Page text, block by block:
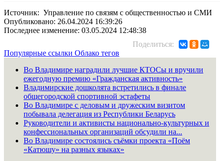
Источник: Управление по связям с общественностью и СМИ
Опубликовано: 26.04.2024 16:39:26
Последнее изменение: 03.05.2024 12:48:38
Поделиться:
Популярные ссылки Облако тегов
Во Владимире наградили лучшие КТОСы и вручили
ежегодную премию «Гражданская активность»
Владимирские дошколята встретились в финале
общегородской спортивной эстафеты
Во Владимире с деловым и дружеским визитом
побывала делегация из Республики Беларусь
Руководители и активисты национально-культурных и
конфессиональных организаций обсудили на...
Во Владимире состоялись съёмки проекта «Поём
«Катюшу» на разных языках»